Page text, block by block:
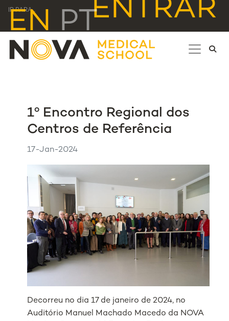
IR PARA... ENTRAR
EN PT
1º Encontro Regional dos
Centros de Referência
17-Jan-2024
Decorreu no dia 17 de janeiro de 2024, no
Auditório Manuel Machado Macedo da NOVA